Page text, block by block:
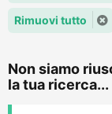
Rimuovi tutto
Non siamo
la tua ricerca...